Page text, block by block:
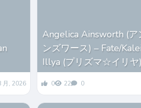
月, 2026
Angelica Ainsworth (ア
ンズワース) – Fate/
Illya (プリズマ☆イリヤ)
0 22 0